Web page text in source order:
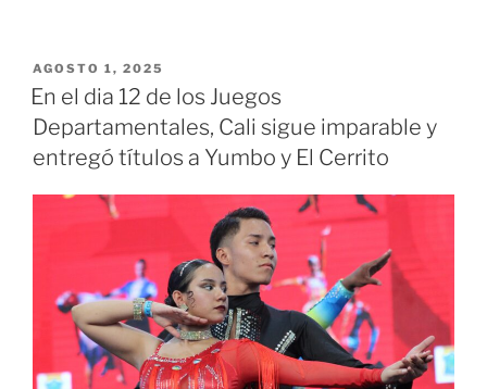
colombiano
para
Mundial
de
República
Checa»
PUBLICADO
EL
AGOSTO 1, 2025
En el dia 12 de los Juegos
Departamentales, Cali sigue imparable y
entregó títulos a Yumbo y El Cerrito